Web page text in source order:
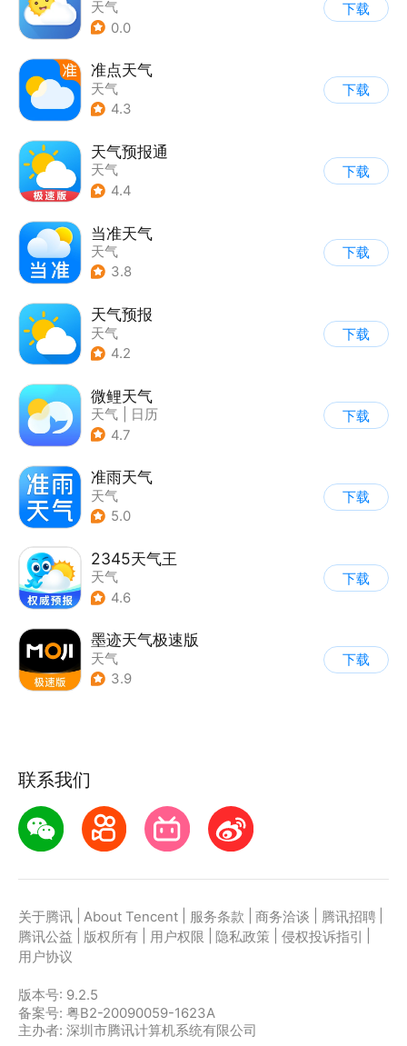
天气
0.0
下载
准点天气
天气
4.3
下载
天气预报通
天气
4.4
下载
当准天气
天气
3.8
下载
天气预报
天气
4.2
下载
微鲤天气
天气
日历
4.7
下载
准雨天气
天气
5.0
下载
2345天气王
天气
4.6
下载
墨迹天气极速版
天气
3.9
下载
联系我们
关于腾讯 About Tencent 服务条款 商务洽谈 腾讯招聘
腾讯公益
版权所有 用户权限 隐私政策 侵权投诉指引
用户协议
版本号: 9.2.5
备案号: 粤B2-20090059-1623A
主办者: 深圳市腾讯计算机系统有限公司